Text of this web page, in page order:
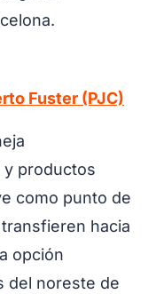
Fuster (PJC)
y productos
como punto de
hacia
opción
del noreste de